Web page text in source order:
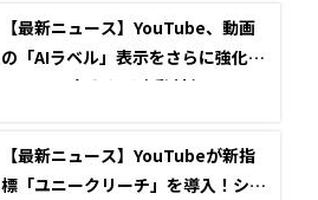
【最新ニュース】YouTube、動画
の「AIラベル」表示をさらに強化
へ。2026年からは自動付与システム
【最新ニュース】YouTubeが新指
標「ユニークリーチ」を導入！ショ